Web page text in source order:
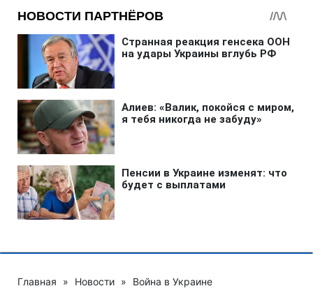
Главная » Новости » Война в Украине